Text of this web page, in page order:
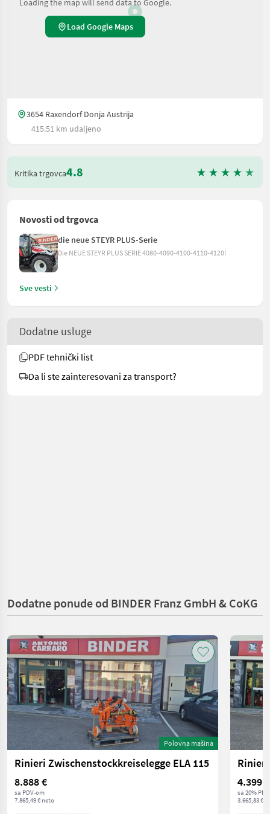
Loading the map will send data to Google.
Load Google Maps
3654 Raxendorf Donja Austrija
415.51 km udaljeno
Kritika trgovca4.8
Novosti od trgovca
die neue STEYR PLUS-Serie
Die NEUE STEYR PLUS SERIE 4080-4090-4100-4110-4120!
Sve vesti
Dodatne usluge
PDF tehnički list
Da li ste zainteresovani za transport?
Dodatne ponude od BINDER Franz GmbH & CoKG
Polovna mašina
Rinieri Zwischenstockkreiselegge ELA 115
8.888 €
sa PDV-om
7.865,49 € neto
4.399 €
sa 20%
3.665,83 €